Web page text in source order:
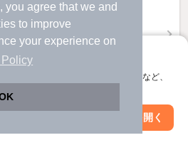
you agree that we and
to improve
your experience on
Policy
、サクサクお部屋探し
える。マップ検索やお気に入り保存など、
アプリを開く
絞り込み条件を変更